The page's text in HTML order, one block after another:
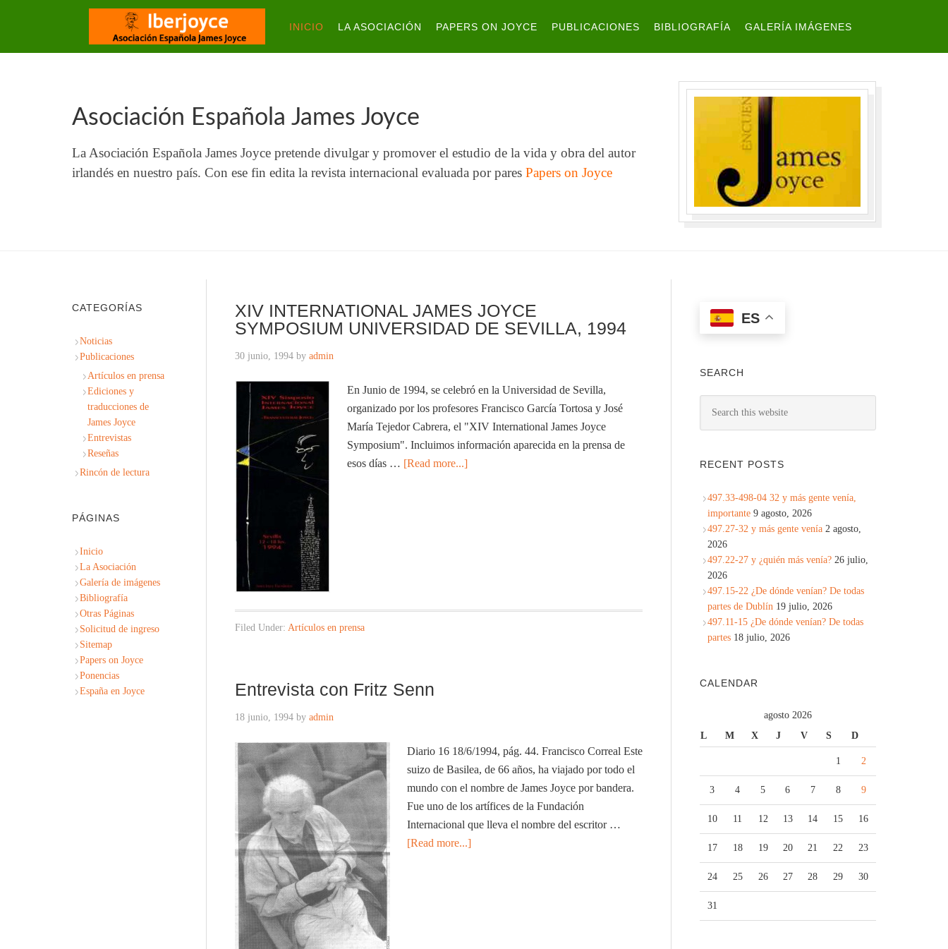
INICIO LA ASOCIACIÓN PAPERS ON JOYCE PUBLICACIONES BIBLIOGRAFÍA GALERÍA IMÁGENES
Asociación Española James Joyce
La Asociación Española James Joyce pretende divulgar y promover el estudio de la vida y obra del autor
irlandés en nuestro país. Con ese fin edita la revista internacional evaluada por pares Papers on Joyce
XIV INTERNATIONAL JAMES JOYCE
SYMPOSIUM UNIVERSIDAD DE SEVILLA, 1994
30 junio, 1994 by admin
En Junio de 1994, se celebró en la Universidad de Sevilla,
organizado por los profesores Francisco García Tortosa y José
María Tejedor Cabrera, el "XIV International James Joyce
Symposium". Incluimos información aparecida en la prensa de
esos días … [Read more...]
Filed Under: Artículos en prensa
Entrevista con Fritz Senn
18 junio, 1994 by admin
Diario 16 18/6/1994, pág. 44. Francisco Correal Este
suizo de Basilea, de 66 años, ha viajado por todo el
mundo con el nombre de James Joyce por bandera.
Fue uno de los artífices de la Fundación
Internacional que lleva el nombre del escritor …
[Read more...]
ES
SEARCH
RECENT POSTS
497.33-498-04 32 y más gente venía,
importante 9 agosto, 2026
497.27-32 y más gente venía 2 agosto,
2026
497.22-27 y ¿quién más venía? 26 julio,
2026
497.15-22 ¿De dónde venían? De todas
partes de Dublín 19 julio, 2026
497.11-15 ¿De dónde venían? De todas
partes 18 julio, 2026
CALENDAR
agosto 2026
L
M X J V S D
1 2
3 4 5 6 7 8 9
10 11 12 13 14 15 16
17 18 19 20 21 22 23
24 25 26 27 28 29 30
31
CATEGORÍAS
Noticias
Publicaciones
Artículos en prensa
Ediciones y
traducciones de
James Joyce
Entrevistas
Reseñas
Rincón de lectura
PÁGINAS
Inicio
La Asociación
Galería de imágenes
Bibliografía
Otras Páginas
Solicitud de ingreso
Sitemap
Papers on Joyce
Ponencias
España en Joyce